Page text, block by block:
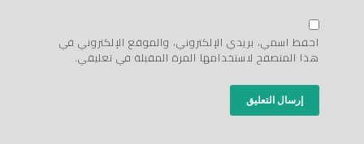
احفظ اسمي، بريدي الإلكتروني، والموقع الإلكتروني في
هذا المتصفح لاستخدامها المرة المقبلة في تعليقي.